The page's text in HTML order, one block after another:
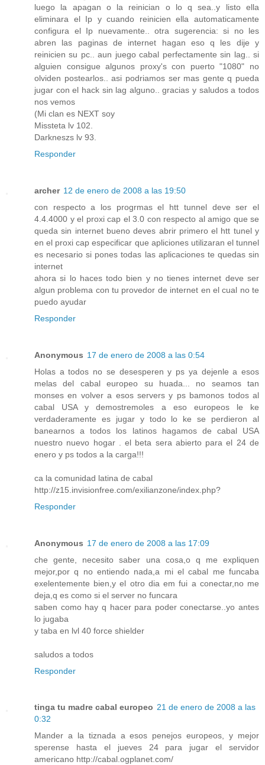
luego la apagan o la reinician o lo q sea..y listo ella
eliminara el Ip y cuando reinicien ella automaticamente
configura el Ip nuevamente.. otra sugerencia: si no les
abren las paginas de internet hagan eso q les dije y
reinicien su pc.. aun juego cabal perfectamente sin lag.. si
alguien consigue algunos proxy's con puerto "1080" no
olviden postearlos.. asi podriamos ser mas gente q pueda
jugar con el hack sin lag alguno.. gracias y saludos a todos
nos vemos
(Mi clan es NEXT soy
Missteta lv 102.
Darkneszs lv 93.
Responder
archer 12 de enero de 2008 a las 19:50
con respecto a los progrmas el htt tunnel deve ser el
4.4.4000 y el proxi cap el 3.0 con respecto al amigo que se
queda sin internet bueno deves abrir primero el htt tunel y
en el proxi cap especificar que apliciones utilizaran el tunnel
es necesario si pones todas las aplicaciones te quedas sin
internet
ahora si lo haces todo bien y no tienes internet deve ser
algun problema con tu provedor de internet en el cual no te
puedo ayudar
Responder
Anonymous 17 de enero de 2008 a las 0:54
Holas a todos no se desesperen y ps ya dejenle a esos
melas del cabal europeo su huada... no seamos tan
monses en volver a esos servers y ps bamonos todos al
cabal USA y demostremoles a eso europeos le ke
verdaderamente es jugar y todo lo ke se perdieron al
banearnos a todos los latinos hagamos de cabal USA
nuestro nuevo hogar . el beta sera abierto para el 24 de
enero y ps todos a la carga!!!
ca la comunidad latina de cabal
http://z15.invisionfree.com/exilianzone/index.php?
Responder
Anonymous 17 de enero de 2008 a las 17:09
che gente, necesito saber una cosa,o q me expliquen
mejor,por q no entiendo nada,a mi el cabal me funcaba
exelentemente bien,y el otro dia em fui a conectar,no me
deja,q es como si el server no funcara
saben como hay q hacer para poder conectarse..yo antes
lo jugaba
y taba en lvl 40 force shielder
saludos a todos
Responder
tinga tu madre cabal europeo 21 de enero de 2008 a las
0:32
Mander a la tiznada a esos penejos europeos, y mejor
sperense hasta el jueves 24 para jugar el servidor
americano http://cabal.ogplanet.com/